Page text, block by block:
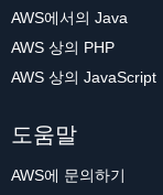
AWS에서의 Java
AWS 상의 PHP
AWS 상의 JavaScript
도움말
AWS에 문의하기